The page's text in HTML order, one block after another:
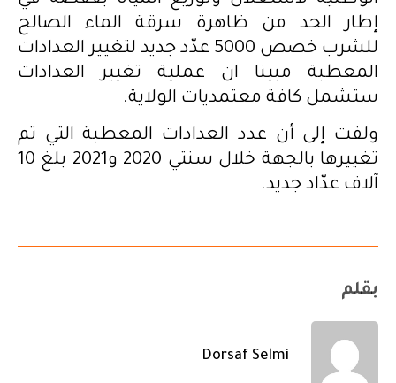
إطار الحد من ظاهرة سرقة الماء الصالح
للشرب خصص 5000 عدّد جديد لتغيير العدادات
المعطبة مبينا ان عملية تغيير العدادات
ستشمل كافة معتمديات الولاية.
ولفت إلى أن عدد العدادات المعطبة التي تم
تغييرها بالجهة خلال سنتي 2020 و2021 بلغ 10
آلاف عدّاد جديد.
بقلم
Dorsaf Selmi